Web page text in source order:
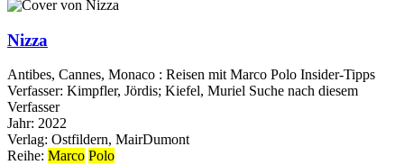
Nizza
Antibes, Cannes, Monaco : Reisen mit Marco Polo Insider-Tipps
Verfasser: Kimpfler, Jördis; Kiefel, Muriel Suche nach diesem
Verfasser
Jahr: 2022
Verlag: Ostfildern, MairDumont
Reihe: Marco Polo